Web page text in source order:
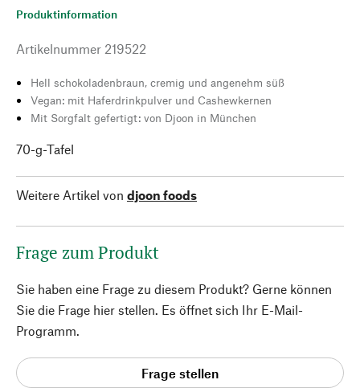
Produktinformation
Artikelnummer 219522
Hell schokoladenbraun, cremig und angenehm süß
Vegan: mit Haferdrinkpulver und Cashewkernen
Mit Sorgfalt gefertigt: von Djoon in München
70-g-Tafel
Weitere Artikel von djoon foods
Frage zum Produkt
Sie haben eine Frage zu diesem Produkt? Gerne können
Sie die Frage hier stellen. Es öffnet sich Ihr E-Mail-
Programm.
Frage stellen